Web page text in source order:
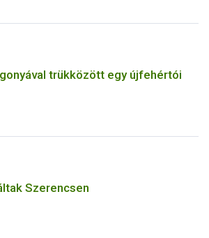
trükközött egy újfehértói
Szerencsen